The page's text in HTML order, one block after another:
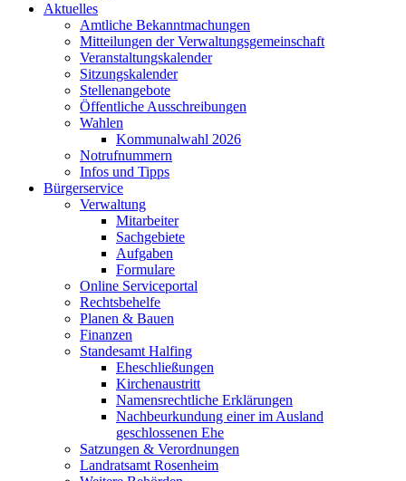
Aktuelles
Amtliche Bekanntmachungen
Mitteilungen der Verwaltungsgemeinschaft
Veranstaltungskalender
Sitzungskalender
Stellenangebote
Öffentliche Ausschreibungen
Wahlen
Kommunalwahl 2026
Notrufnummern
Infos und Tipps
Bürgerservice
Verwaltung
Mitarbeiter
Sachgebiete
Aufgaben
Formulare
Online Serviceportal
Rechtsbehelfe
Planen & Bauen
Finanzen
Standesamt Halfing
Eheschließungen
Kirchenaustritt
Namensrechtliche Erklärungen
Nachbeurkundung einer im Ausland
geschlossenen Ehe
Satzungen & Verordnungen
Landratsamt Rosenheim